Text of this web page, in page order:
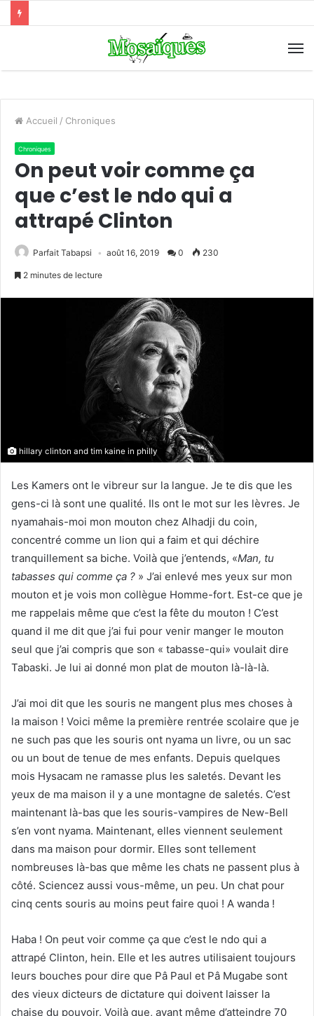
Accueil / Chroniques
Chroniques
On peut voir comme ça
que c’est le ndo qui a
attrapé Clinton
Parfait Tabapsi août 16, 2019 0 230
2 minutes de lecture
hillary clinton and tim kaine in philly
Les Kamers ont le vibreur sur la langue. Je te dis que les
gens-ci là sont une qualité. Ils ont le mot sur les lèvres. Je
nyamahais-moi mon mouton chez Alhadji du coin,
concentré comme un lion qui a faim et qui déchire
tranquillement sa biche. Voilà que j’entends, «Man, tu
tabasses qui comme ça ? » J’ai enlevé mes yeux sur mon
mouton et je vois mon collègue Homme-fort. Est-ce que je
me rappelais même que c’est la fête du mouton ! C’est
quand il me dit que j’ai fui pour venir manger le mouton
seul que j’ai compris que son « tabasse-qui» voulait dire
Tabaski. Je lui ai donné mon plat de mouton là-là-là.
J’ai moi dit que les souris ne mangent plus mes choses à
la maison ! Voici même la première rentrée scolaire que je
ne such pas que les souris ont nyama un livre, ou un sac
ou un bout de tenue de mes enfants. Depuis quelques
mois Hysacam ne ramasse plus les saletés. Devant les
yeux de ma maison il y a une montagne de saletés. C’est
maintenant là-bas que les souris-vampires de New-Bell
s’en vont nyama. Maintenant, elles viennent seulement
dans ma maison pour dormir. Elles sont tellement
nombreuses là-bas que même les chats ne passent plus à
côté. Sciencez aussi vous-même, un peu. Un chat pour
cinq cents souris au moins peut faire quoi ! A wanda !
Haba ! On peut voir comme ça que c’est le ndo qui a
attrapé Clinton, hein. Elle et les autres utilisaient toujours
leurs bouches pour dire que Pâ Paul et Pâ Mugabe sont
des vieux dicteurs de dictature qui doivent laisser la
chaise du pouvoir. Voilà que, avant même d’atteindre 70